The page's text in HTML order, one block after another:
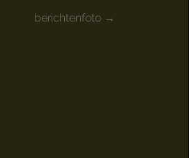
berichtenfoto →